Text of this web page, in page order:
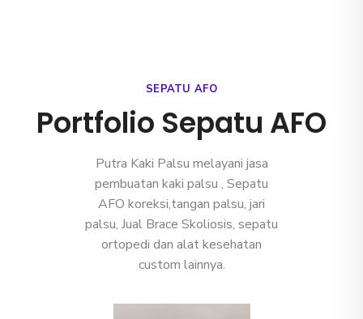
SEPATU AFO
Portfolio Sepatu AFO
Putra Kaki Palsu melayani jasa
pembuatan kaki palsu , Sepatu
AFO koreksi,tangan palsu, jari
palsu, Jual Brace Skoliosis, sepatu
ortopedi dan alat kesehatan
custom lainnya.